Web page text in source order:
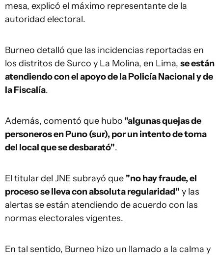
mesa, explicó el máximo representante de la
autoridad electoral.
Burneo detalló que las incidencias reportadas en
los distritos de Surco y La Molina, en Lima, se están
atendiendo con el apoyo de la Policía Nacional y de
la Fiscalía.
Además, comentó que hubo "algunas quejas de
personeros en Puno (sur), por un intento de toma
del local que se desbarató".
El titular del JNE subrayó que "no hay fraude, el
proceso se lleva con absoluta regularidad" y las
alertas se están atendiendo de acuerdo con las
normas electorales vigentes.
En tal sentido, Burneo hizo un llamado a la calma y